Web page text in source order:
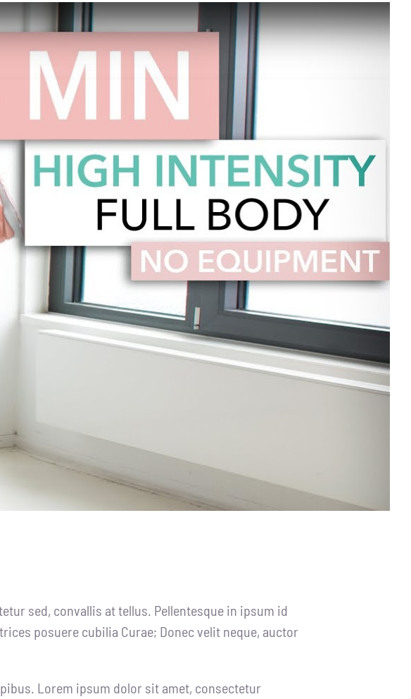
sed, convallis at tellus. Pellentesque in ipsum id
posuere cubilia Curae; Donec velit neque, auctor
Lorem ipsum dolor sit amet, consectetur